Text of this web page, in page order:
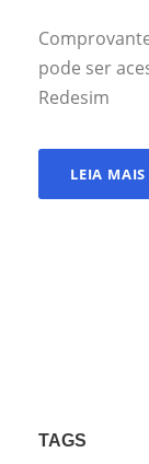
pode ser
Redesim
LEIA MAIS
TAGS